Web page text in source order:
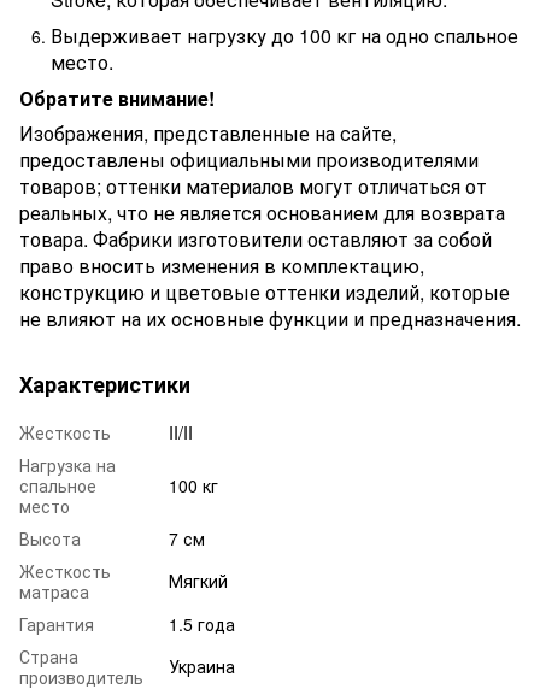
Выдерживает нагрузку до 100 кг на одно спальное
место.
Обратите внимание!
Изображения, представленные на сайте,
предоставлены официальными производителями
товаров; оттенки материалов могут отличаться от
реальных, что не является основанием для возврата
товара. Фабрики изготовители оставляют за собой
право вносить изменения в комплектацию,
конструкцию и цветовые оттенки изделий, которые
не влияют на их основные функции и предназначения.
Характеристики
Жесткость
II/II
Нагрузка на
спальное
место
100 кг
Высота
7 см
Жесткость
матраса
Мягкий
Гарантия
1.5 года
Страна
производитель
Украина